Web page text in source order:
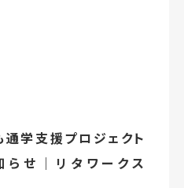
学支援プロジェクト
せ｜リタワークス